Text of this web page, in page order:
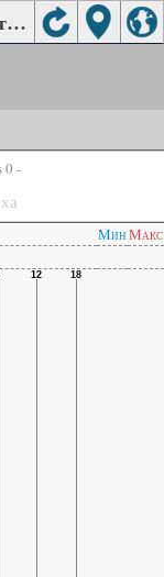
City government, Qinhuangdao качества воздуха.
0 -
МинМакс